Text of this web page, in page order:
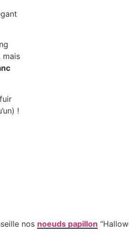
mais
!
nos noeuds papillon